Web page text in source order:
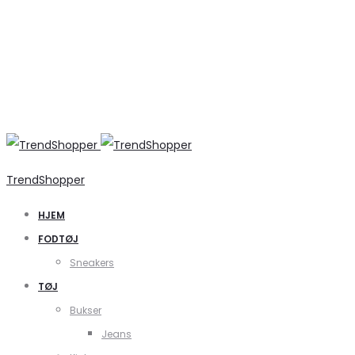
TrendShopper
HJEM
FODTØJ
Sneakers
TØJ
Bukser
Jeans